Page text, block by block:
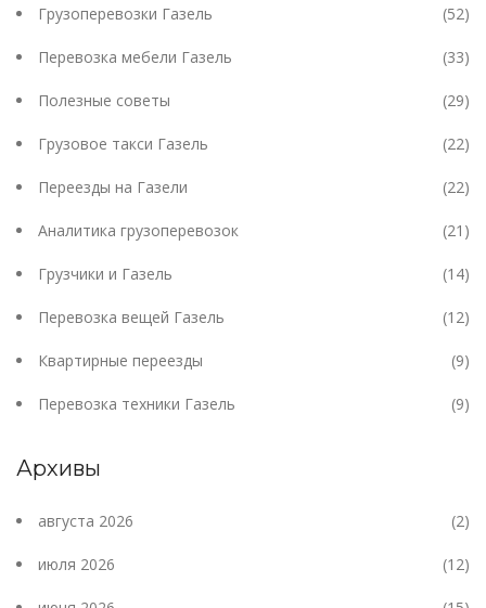
Грузоперевозки Газель (52)
Перевозка мебели Газель (33)
Полезные советы (29)
Грузовое такси Газель (22)
Переезды на Газели (22)
Аналитика грузоперевозок (21)
Грузчики и Газель (14)
Перевозка вещей Газель (12)
Квартирные переезды (9)
Перевозка техники Газель (9)
Архивы
августа 2026 (2)
июля 2026 (12)